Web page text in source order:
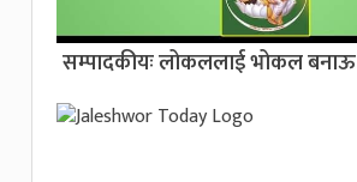
सम्पादकीयः लोकललाई भोकल बनाऊ